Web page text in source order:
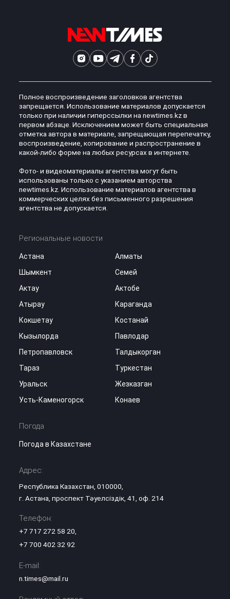
Полное воспроизведение заголовков агентства
запрещается. Использование материалов допускается
только при наличии гиперссылки на newtimes.kz в
первом абзаце. Исключением может быть специальная
отметка автора в материале, запрещающая перепечатку,
воспроизведение, копирование и распространение в
какой-либо форме на любых ресурсах в интернете.
Фото- и видеоматериалы агентства могут быть
использованы только с указанием авторства
newtimes.kz. Использование материалов агентства в
коммерческих целях без письменного разрешения
агентства не допускается.
Региональные новости
Астана
Алматы
Шымкент
Семей
Актау
Актобе
Атырау
Караганда
Кокшетау
Костанай
Кызылорда
Павлодар
Петропавловск
Талдыкорган
Тараз
Туркестан
Уральск
Жезказган
Усть-Каменогорск
Конаев
Погода
Погода в Казахстане
Адрес:
Республика Казахстан, 010000,
г. Астана, проспект Тәуелсіздік, 41, оф. 214
Телефон:
+7 717 272 58 20,
+7 700 402 32 92
E-mail:
n.times@mail.ru